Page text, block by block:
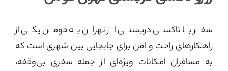
سفر با تاکسی دربستی از تهران به فومن یکی از
راهکارهای راحت و امن برای جابجایی بین شهری است که
به مسافران امکانات ویژه‌ای از جمله سفری بی‌وقفه،